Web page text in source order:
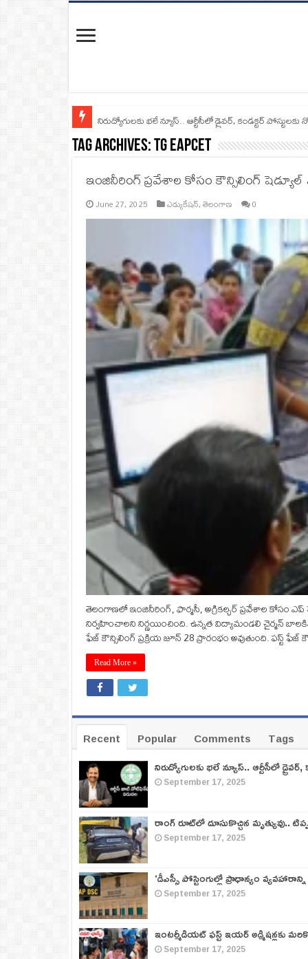
నిరుద్యోగులకు భలే న్యూస్.. ఆర్టీసీలో డ్రైవర్, కండక్టర్‌
Tag Archives:TG EAPCET
ఇంజినీరింగ్ ప్రవేశాల కోసం కౌన్సిలింగ్
June 27, 2025 ఎడ్యుకేషన్,తెలంగాణ 0
తెలంగాణలో ఇంజినీరింగ్, ఫార్మసీ, అగ్రికల్చర్ ప్రవేశాల కోసం ఎప్
నిర్వహించాలని నిర్ణయించింది. ఉన్నత విద్యామండలి చైర్మన్
ఫేజ్ కౌన్సిలింగ్ ప్రక్రియ జూన్ 28 ప్రారంభం అవుతుంది. ఫస్ట్
Read More »
Recent Popular Comments
Tags
నిరుద్యోగులకు భలే న్యూస్.. ఆర్టీసీలో
September 17, 2025
రాంగ్ రూట్‌లో దూసుకొచ్చిన మృత్యువు..
September 17, 2025
‘డీఎస్సీ పోస్టింగుల్లో ప్రాధాన్యం
September 17, 2025
ఇంటర్మీడియట్ ఫస్ట్‌ ఇయర్‌ అడ్మిషన్లకు
September 17, 2025